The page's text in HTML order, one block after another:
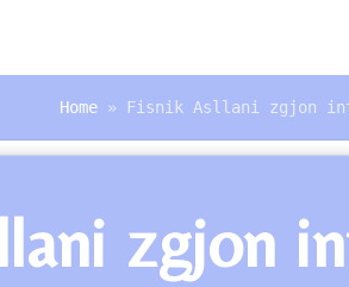
Home » Fisnik Asllani zgjon
zgjon